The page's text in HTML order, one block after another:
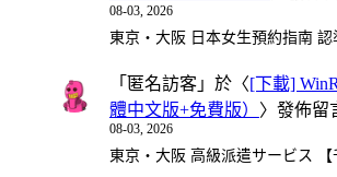
08-03, 2026
東京・大阪 日本女生預約指南
「 匿名訪客 」於〈[下載]
體中文版+免費版） 〉發佈留
08-03, 2026
東京・大阪 高級派遣サービス 【